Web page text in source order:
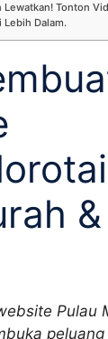
Lewatkan! Tonton
Lebih Dalam.
&
Pulau